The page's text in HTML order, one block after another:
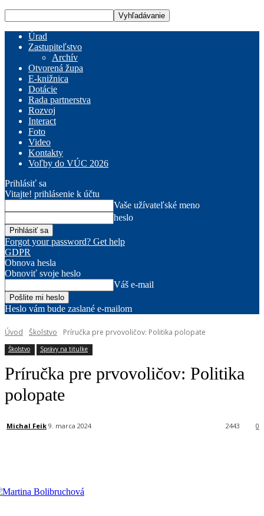
Úrad
Zastupiteľstvo
Archív
Otvorená župa
E-knižnica
Dotácie
Rada partnerstva
Rozvoj
Interact
Foto
Video
Kontakty
Voľby do VÚC 2026
Prihlásiť sa
Vitajte! prihlásenie k účtu
Vaše užívateľské meno
heslo
Forgot your password? Get help
GDPR
Obnova hesla
Obnoviť svoje heslo
Váš e-mail
Heslo vám bude zaslané e-mailom
Úvod Školstvo Príručka pre prvovoličov: Politika polopate
Školstvo Správy na titulke
Príručka pre prvovoličov: Politika
polopate
Michal Feik 9. marca 2024 0
2443